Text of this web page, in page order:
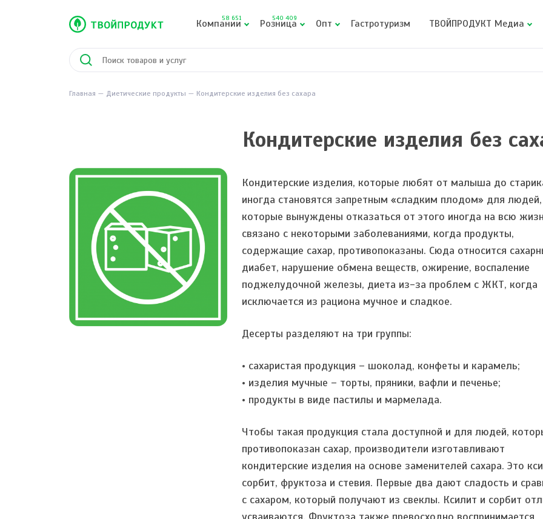
Компании
58 651 Розница
540 409 Опт Гастротуризм ТВОЙПРОДУКТ Медиа
Главная Диетические продукты Кондитерские изделия без сахара
Кондитерские изделия без
Кондитерские изделия, которые любят от малыша до
иногда становятся запретным «сладким плодом» для людей,
которые вынуждены отказаться от этого иногда на всю
связано с некоторыми заболеваниями, когда продукты,
содержащие сахар, противопоказаны. Сюда относится
диабет, нарушение обмена веществ, ожирение, воспаление
поджелудочной железы, диета из-за проблем с ЖКТ, когда
исключается из рациона мучное и сладкое.
Десерты разделяют на три группы:
• сахаристая продукция – шоколад, конфеты и карамель;
• изделия мучные – торты, пряники, вафли и печенье;
• продукты в виде пастилы и мармелада.
Чтобы такая продукция стала доступной и для людей,
противопоказан сахар, производители изготавливают
кондитерские изделия на основе заменителей сахара. Это
сорбит, фруктоза и стевия. Первые два дают сладость и
с сахаром, который получают из свеклы. Ксилит и сорбит